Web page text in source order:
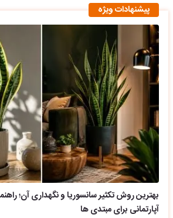
پیشنهادات ویژه
بهترین روش تکثیر سانسوریا و نگهداری آن؛
آپارتمانی برای مبتدی ها